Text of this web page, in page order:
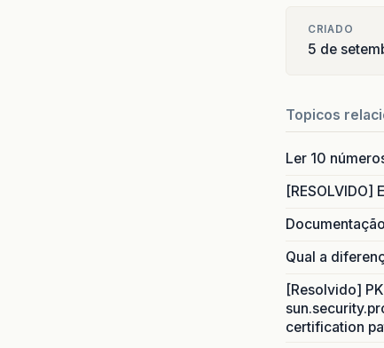
CRIADO
5 de
Topicos
Ler 10
Qual a
[Resolvido]
certification